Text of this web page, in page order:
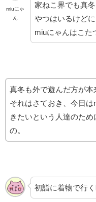
miuにゃ
ん
家ねこ界でも真
やつはいるけど
miuにゃんはこた
真冬も外で遊んだ方が本
それはさておき、今日
きたいという人達のた
の。
初詣に着物で行